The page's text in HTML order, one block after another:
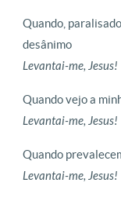
Quando,
desânimo
Levantai-me, Jesus!
Quando vejo a
Levantai-me, Jesus!
Quando
Levantai-me, Jesus!